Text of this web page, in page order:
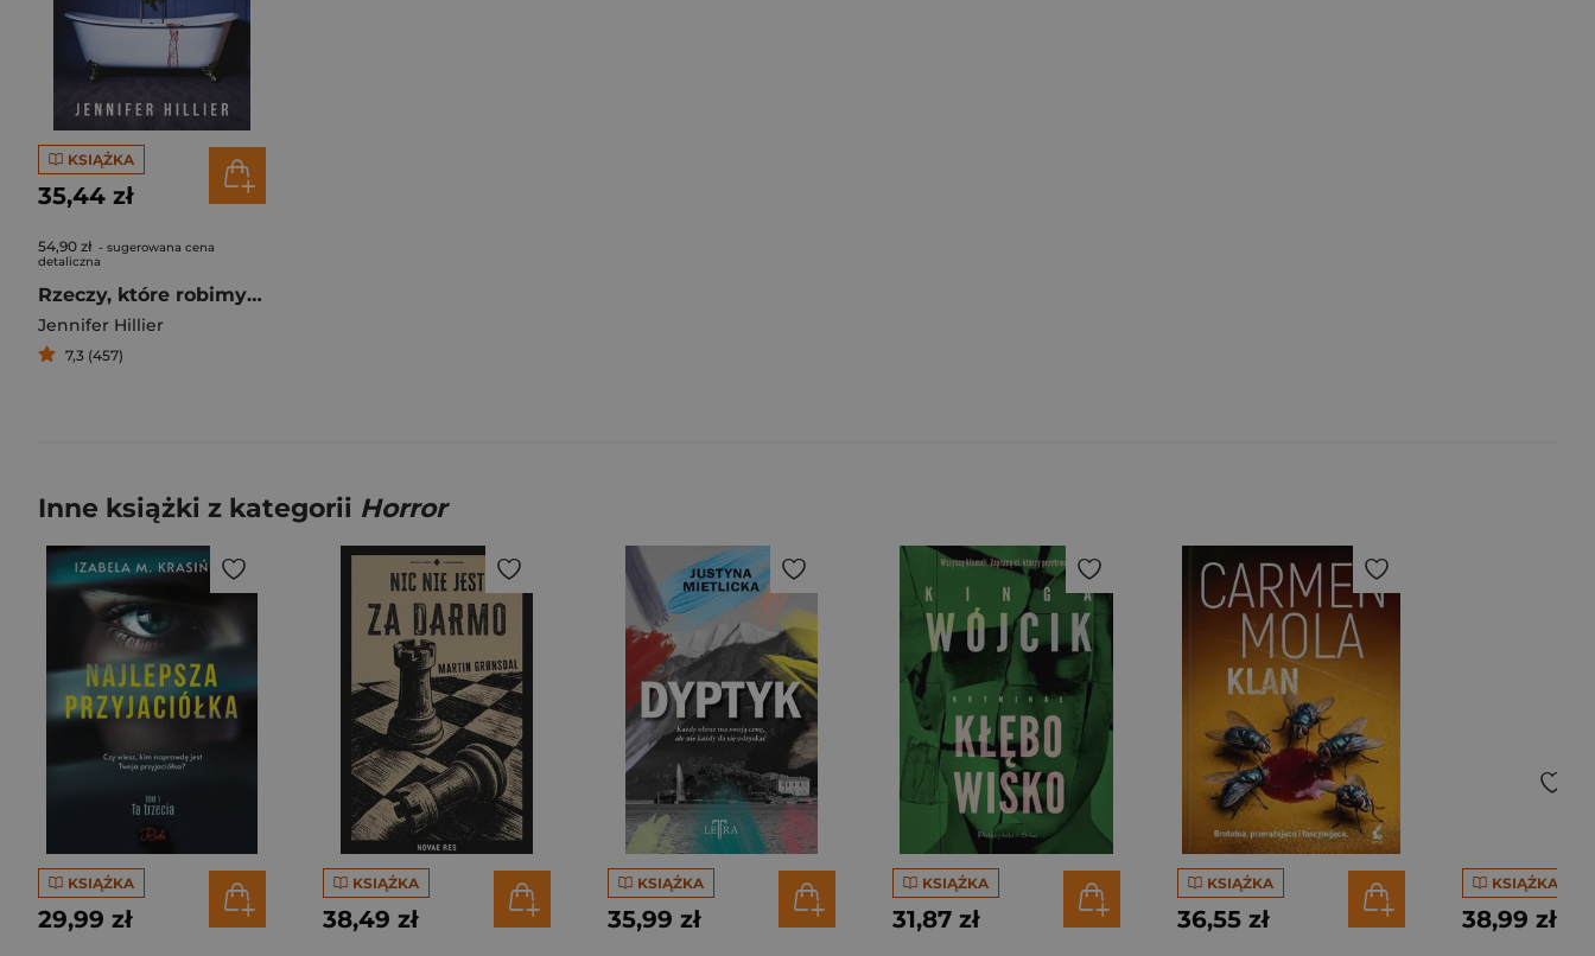
KSIĄŻKA
35,44 zł
54,90 zł - sugerowana cena
detaliczna
Rzeczy, które robimy w ciemności
Jennifer Hillier
7,3 (457)
Inne książki z kategorii Horror
KSIĄŻKA
29,99 zł
KSIĄŻKA
38,49 zł
KSIĄŻKA
35,99 zł
KSIĄŻKA
31,87 zł
KSIĄŻKA
36,55 zł
KSIĄŻKA
38,99 zł